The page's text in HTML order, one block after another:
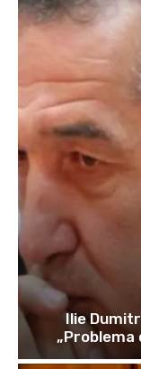
Ilie
„Problema